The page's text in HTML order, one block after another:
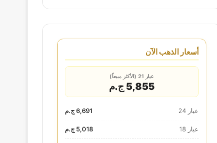
أسعار الذهب الآن
عيار 21 (الأكثر مبيعاً)
5,855 ج.م
عيار 24 6,691 ج.م
عيار 18 5,018 ج.م